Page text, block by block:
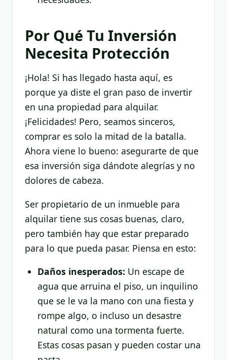
Por Qué Tu Inversión
Necesita Protección
¡Hola! Si has llegado hasta aquí, es
porque ya diste el gran paso de invertir
en una propiedad para alquilar.
¡Felicidades! Pero, seamos sinceros,
comprar es solo la mitad de la batalla.
Ahora viene lo bueno: asegurarte de que
esa inversión siga dándote alegrías y no
dolores de cabeza.
Ser propietario de un inmueble para
alquilar tiene sus cosas buenas, claro,
pero también hay que estar preparado
para lo que pueda pasar. Piensa en esto:
Daños inesperados: Un escape de
agua que arruina el piso, un inquilino
que se le va la mano con una fiesta y
rompe algo, o incluso un desastre
natural como una tormenta fuerte.
Estas cosas pasan y pueden costar una